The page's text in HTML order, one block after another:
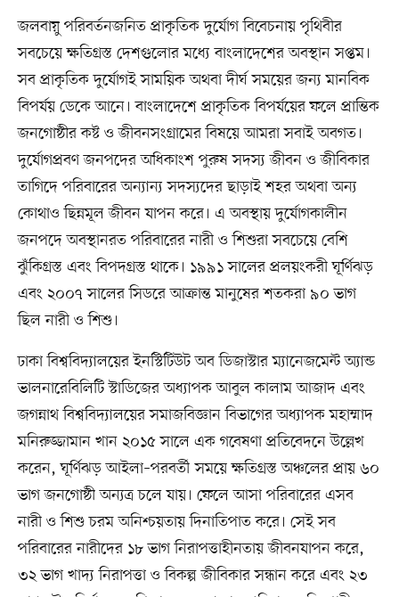
জলবায়ু পরিবর্তনজনিত প্রাকৃতিক দুর্যোগ বিবেচনায় পৃথিবীর
সবচেয়ে ক্ষতিগ্রস্ত দেশগুলোর মধ্যে বাংলাদেশের অবস্থান সপ্তম।
সব প্রাকৃতিক দুর্যোগই সাময়িক অথবা দীর্ঘ সময়ের জন্য মানবিক
বিপর্যয় ডেকে আনে। বাংলাদেশে প্রাকৃতিক বিপর্যয়ের ফলে প্রান্তিক
জনগোষ্ঠীর কষ্ট ও জীবনসংগ্রামের বিষয়ে আমরা সবাই অবগত।
দুর্যোগপ্রবণ জনপদের অধিকাংশ পুরুষ সদস্য জীবন ও জীবিকার
তাগিদে পরিবারের অন্যান্য সদস্যদের ছাড়াই শহর অথবা অন্য
কোথাও ছিন্নমূল জীবন যাপন করে। এ অবস্থায় দুর্যোগকালীন
জনপদে অবস্থানরত পরিবারের নারী ও শিশুরা সবচেয়ে বেশি
ঝুঁকিগ্রস্ত এবং বিপদগ্রস্ত থাকে। ১৯৯১ সালের প্রলয়ংকরী ঘূর্ণিঝড়
এবং ২০০৭ সালের সিডরে আক্রান্ত মানুষের শতকরা ৯০ ভাগ
ছিল নারী ও শিশু।
ঢাকা বিশ্ববিদ্যালয়ের ইনস্টিটিউট অব ডিজাস্টার ম্যানেজমেন্ট অ্যান্ড
ভালনারেবিলিটি স্টাডিজের অধ্যাপক আবুল কালাম আজাদ এবং
জগন্নাথ বিশ্ববিদ্যালয়ের সমাজবিজ্ঞান বিভাগের অধ্যাপক মহাম্মাদ
মনিরুজ্জামান খান ২০১৫ সালে এক গবেষণা প্রতিবেদনে উল্লেখ
করেন, ঘূর্ণিঝড় আইলা–পরবর্তী সময়ে ক্ষতিগ্রস্ত অঞ্চলের প্রায় ৬০
ভাগ জনগোষ্ঠী অন্যত্র চলে যায়। ফেলে আসা পরিবারের এসব
নারী ও শিশু চরম অনিশ্চয়তায় দিনাতিপাত করে। সেই সব
পরিবারের নারীদের ১৮ ভাগ নিরাপত্তাহীনতায় জীবনযাপন করে,
৩২ ভাগ খাদ্য নিরাপত্তা ও বিকল্প জীবিকার সন্ধান করে এবং ২৩